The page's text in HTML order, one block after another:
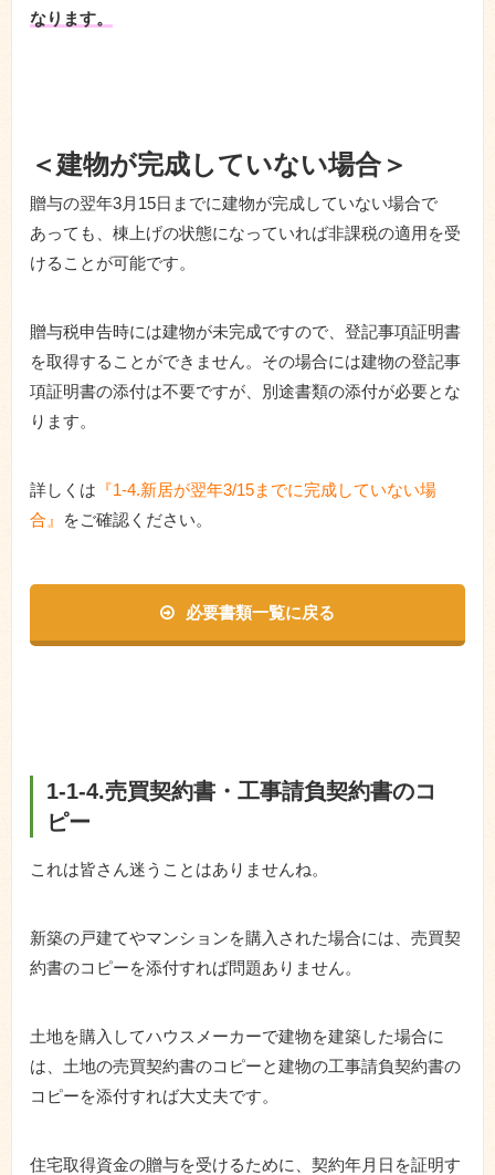
なります。
＜建物が完成していない場合＞
贈与の翌年3月15日までに建物が完成していない場合で
あっても、棟上げの状態になっていれば非課税の適用を受
けることが可能です。
贈与税申告時には建物が未完成ですので、登記事項証明書
を取得することができません。その場合には建物の登記事
項証明書の添付は不要ですが、別途書類の添付が必要とな
ります。
詳しくは 『1-4.新居が翌年3/15までに完成していない場
合』
をご確認ください。
必要書類一覧に戻る
1-1-4.売買契約書・工事請負契約書のコ
ピー
これは皆さん迷うことはありませんね。
新築の戸建てやマンションを購入された場合には、売買契
約書のコピーを添付すれば問題ありません。
土地を購入してハウスメーカーで建物を建築した場合に
は、土地の売買契約書のコピーと建物の工事請負契約書の
コピーを添付すれば大丈夫です。
住宅取得資金の贈与を受けるために、契約年月日を証明す